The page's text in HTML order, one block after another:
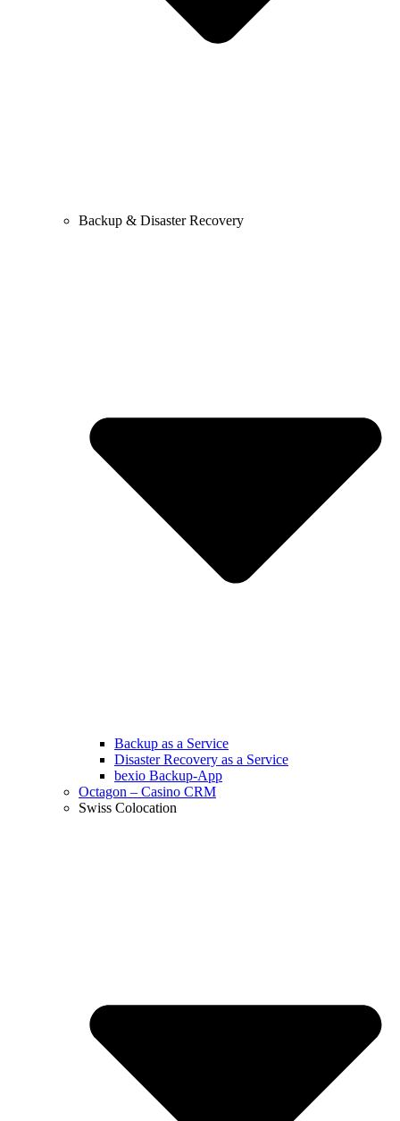
Backup & Disaster Recovery
Backup as a Service
Disaster Recovery as a Service
bexio Backup-App
Octagon – Casino CRM
Swiss Colocation